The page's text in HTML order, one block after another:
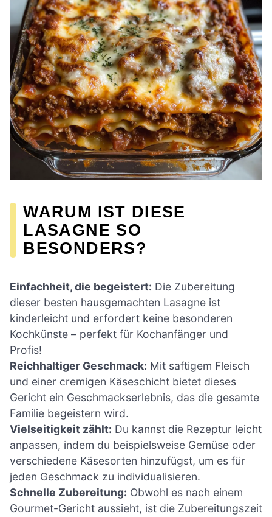
WARUM IST DIESE
LASAGNE SO
BESONDERS?
Einfachheit, die begeistert: Die Zubereitung
dieser besten hausgemachten Lasagne ist
kinderleicht und erfordert keine besonderen
Kochkünste – perfekt für Kochanfänger und
Profis!
Reichhaltiger Geschmack: Mit saftigem Fleisch
und einer cremigen Käseschicht bietet dieses
Gericht ein Geschmackserlebnis, das die gesamte
Familie begeistern wird.
Vielseitigkeit zählt: Du kannst die Rezeptur leicht
anpassen, indem du beispielsweise Gemüse oder
verschiedene Käsesorten hinzufügst, um es für
jeden Geschmack zu individualisieren.
Schnelle Zubereitung: Obwohl es nach einem
Gourmet-Gericht aussieht, ist die Zubereitungszeit